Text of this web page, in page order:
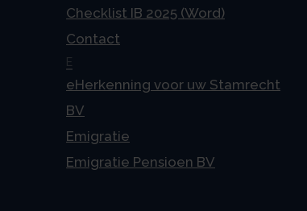
Checklist IB 2025 (Word)
Contact
E
eHerkenning voor uw Stamrecht
BV
Emigratie
Emigratie Pensioen BV